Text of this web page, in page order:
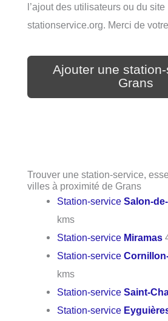
l’ajout des utilisateurs ou du site
stationservice.org. Merci de
Ajouter une
Grans
Trouver une station-service,
villes à proximité de Grans
Station-serviceSalon-
kms
Station-service Miramas
Station-service
kms
Station-serviceSaint-
Station-service